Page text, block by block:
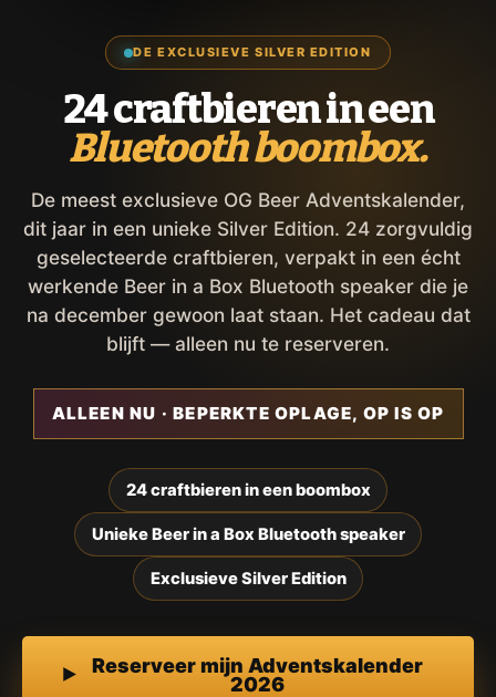
DE EXCLUSIEVE SILVER EDITION
24 craftbieren in een
Bluetooth boombox.
De meest exclusieve OG Beer Adventskalender,
dit jaar in een unieke Silver Edition. 24 zorgvuldig
geselecteerde craftbieren, verpakt in een écht
werkende Beer in a Box Bluetooth speaker die je
na december gewoon laat staan. Het cadeau dat
blijft — alleen nu te reserveren.
ALLEEN NU · BEPERKTE OPLAGE, OP IS OP
24 craftbieren in een boombox
Unieke Beer in a Box Bluetooth speaker
Exclusieve Silver Edition
Reserveer mijn Adventskalender
2026